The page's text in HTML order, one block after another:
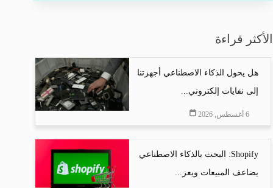
الأكثر قراءة
هل يحول الذكاء الاصطناعي أجهزتنا
إلى نفايات إلكتروني...
6 أغسطس, 2026
Shopify: البحث بالذكاء الاصطناعي
يضاعف المبيعات ويعز...